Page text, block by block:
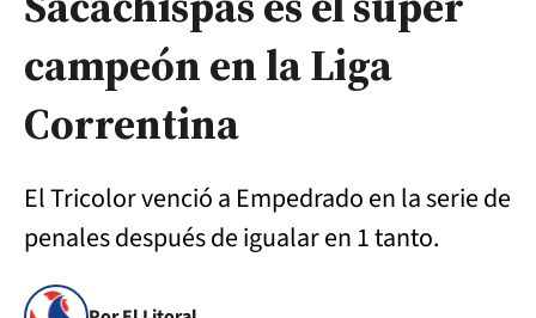
campeón en la Liga
Correntina
El Tricolor venció a Empedrado en la serie de
penales después de igualar en 1 tanto.